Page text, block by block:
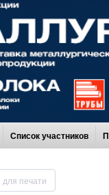
Список участников
для печати